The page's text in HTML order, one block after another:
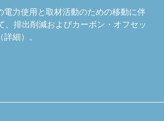
電力使用と取材活動のための移動に伴
、排出削減およびカーボン・オフセッ
詳細）。